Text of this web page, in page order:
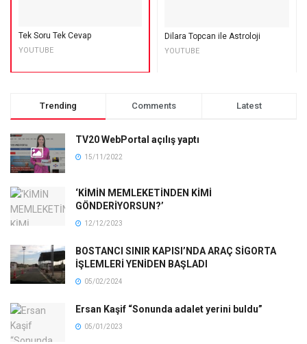
Tek Soru Tek Cevap
YOUTUBE
Dilara Topcan ile Astroloji
YOUTUBE
Trending Comments Latest
TV20 WebPortal açılış yaptı
15/11/2022
‘KİMİN MEMLEKETİNDEN KİMİ
GÖNDERİYORSUN?’
12/12/2023
BOSTANCI SINIR KAPISI’NDA ARAÇ SİGORTA
İŞLEMLERİ YENİDEN BAŞLADI
05/02/2024
Ersan Kaşif “Sonunda adalet yerini buldu”
05/01/2023